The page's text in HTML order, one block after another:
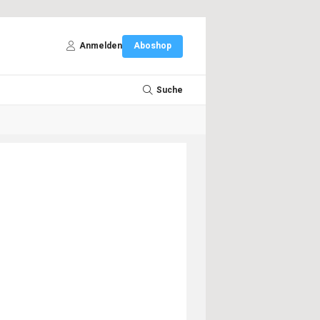
Anmelden Aboshop
Suche